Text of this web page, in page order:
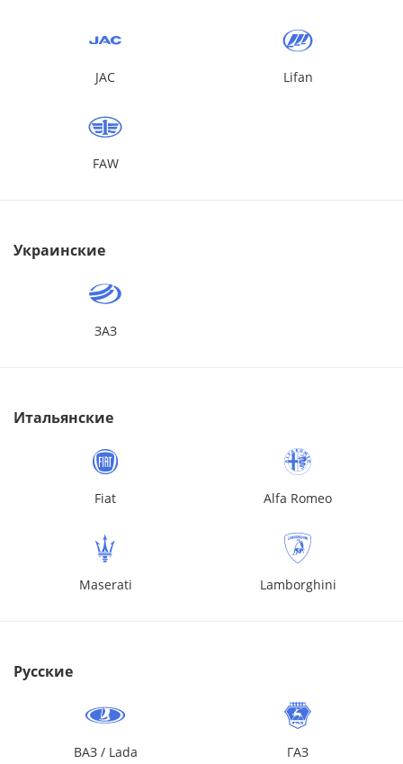
JAC Lifan
FAW
Украинские
ЗАЗ
Итальянские
Fiat Alfa Romeo
Maserati Lamborghini
Русские
ВАЗ / Lada ГАЗ